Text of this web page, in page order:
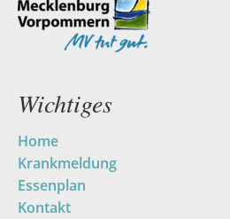
Wichtiges
Navigation
überspringen
Home
Krankmeldung
Essenplan
Kontakt